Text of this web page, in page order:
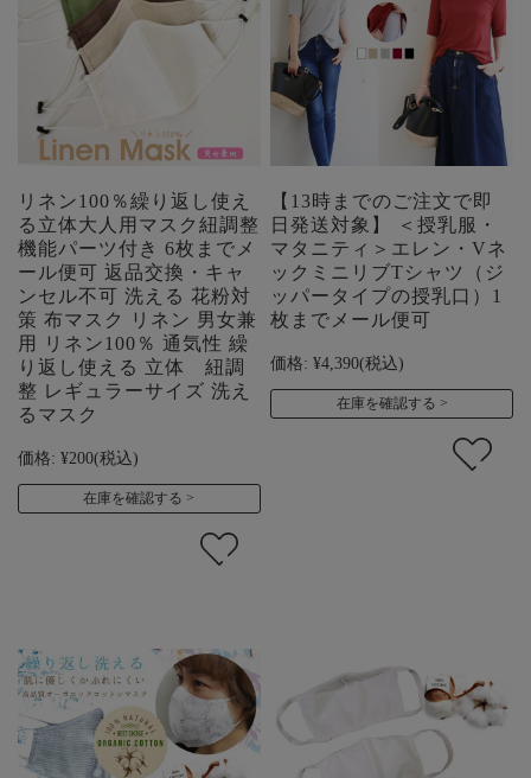
リネン100％繰り返し使え
る立体大人用マスク紐調整
機能パーツ付き 6枚までメ
ール便可 返品交換・キャ
ンセル不可 洗える 花粉対
策 布マスク リネン 男女兼
用 リネン100％ 通気性 繰
り返し使える 立体 紐調
整 レギュラーサイズ 洗え
るマスク
価格: ¥200(税込)
在庫を確認する
【13時までのご注文で即
日発送対象】 ＜授乳服・
マタニティ＞エレン・Vネ
ックミニリブTシャツ（ジ
ッパータイプの授乳口）1
枚までメール便可
価格: ¥4,390(税込)
在庫を確認する